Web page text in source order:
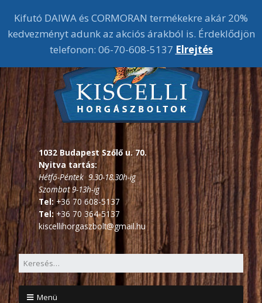
1032 Budapest Szőlő u. 70.
Nyitva tartás:
Hétfő-Péntek 9.30-18.30h-ig
Szombat 9-13h-ig
Tel:+36 70 608-5137
Tel: +36 70 364-5137
kiscellihorgaszbolt@gmail.hu
Menü
Kifutó DAIWA és CORMORAN termékekre akár 20%
kedvezményt adunk az akciós árakból is. Érdeklődjön
telefonon: 06-70-608-5137 Elrejtés